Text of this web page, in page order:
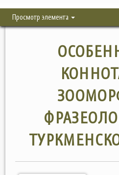
Просмотр элемента